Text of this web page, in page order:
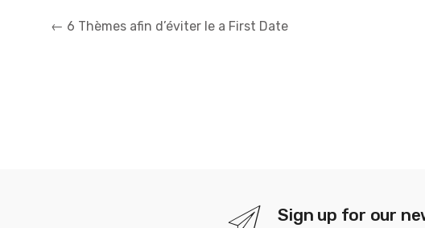
← 6 Thèmes afin d’éviter le a First Date
Sign up for our